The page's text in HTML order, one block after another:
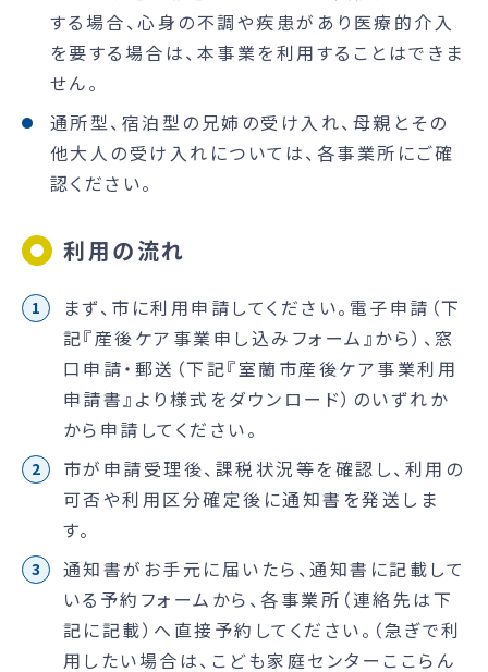
する場合、心身の不調や疾患があり医療的介入
を要する場合は、本事業を利用することはできま
せん。
通所型、宿泊型の兄姉の受け入れ、母親とその
他大人の受け入れについては、各事業所にご確
認ください。
利用の流れ
まず、市に利用申請してください。電子申請（下
記『産後ケア事業申し込みフォーム』から）、窓
口申請・郵送（下記『室蘭市産後ケア事業利用
申請書』より様式をダウンロード）のいずれか
から申請してください。
市が申請受理後、課税状況等を確認し、利用の
可否や利用区分確定後に通知書を発送しま
す。
通知書がお手元に届いたら、通知書に記載して
いる予約フォームから、各事業所（連絡先は下
記に記載）へ直接予約してください。（急ぎで利
用したい場合は、こども家庭センターここらん